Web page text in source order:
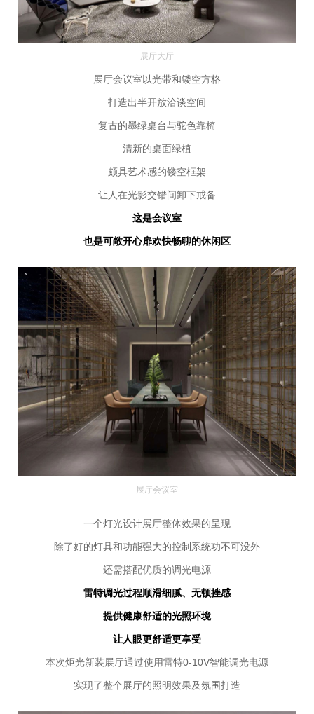
展厅大厅
展厅会议室以光带和镂空方格
打造出半开放洽谈空间
复古的墨绿桌台与驼色靠椅
清新的桌面绿植
颇具艺术感的镂空框架
让人在光影交错间卸下戒备
这是会议室
也是可敞开心扉欢快畅聊的休闲区
展厅会议室
一个灯光设计展厅整体效果的呈现
除了好的灯具和功能强大的控制系统功不可没外
还需搭配优质的调光电源
雷特调光过程顺滑细腻、无顿挫感
提供健康舒适的光照环境
让人眼更舒适更享受
本次炬光新装展厅通过使用雷特0-10V智能调光电源
实现了整个展厅的照明效果及氛围打造